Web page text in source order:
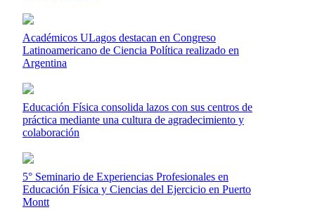
Académicos ULagos destacan en Congreso
Latinoamericano de Ciencia Política realizado en
Argentina
Educación Física consolida lazos con sus centros de
práctica mediante una cultura de agradecimiento y
colaboración
5° Seminario de Experiencias Profesionales en
Educación Física y Ciencias del Ejercicio en Puerto
Montt